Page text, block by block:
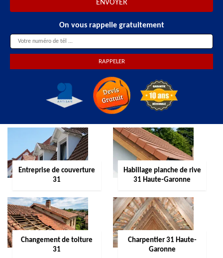
On vous rappelle gratuitement
Entreprise de couverture
31
Habillage planche de rive
31 Haute-Garonne
Changement de toiture
31
Charpentier 31 Haute-
Garonne